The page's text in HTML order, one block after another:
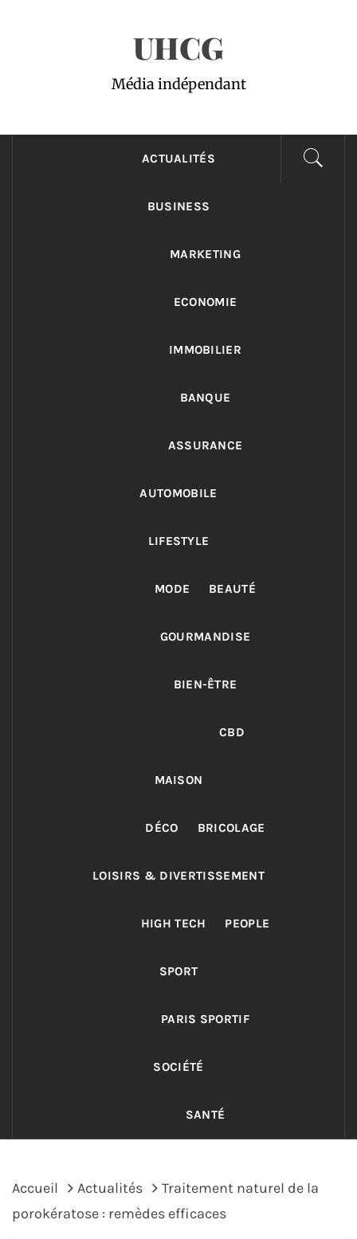
UHCG
Média indépendant
ACTUALITÉS
BUSINESS
MARKETING
ECONOMIE
IMMOBILIER
BANQUE
ASSURANCE
AUTOMOBILE
LIFESTYLE
MODE BEAUTÉ
GOURMANDISE
BIEN-ÊTRE
CBD
MAISON
DÉCO BRICOLAGE
LOISIRS & DIVERTISSEMENT
HIGH TECH PEOPLE
SPORT
PARIS SPORTIF
SOCIÉTÉ
SANTÉ
Accueil Actualités
Traitement naturel de la
porokératose : remèdes efficaces